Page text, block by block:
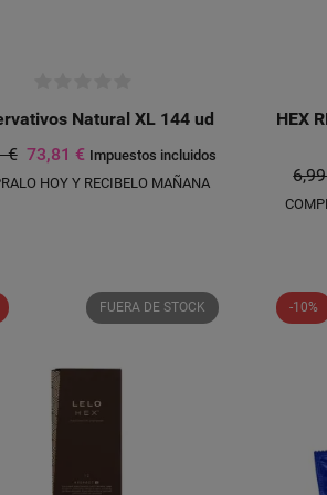
Natural XL 144 ud
€ 73,81 € Impuestos incluidos
HOY Y RECIBELO MAÑANA
HEX
FUERA DE STOCK -10%